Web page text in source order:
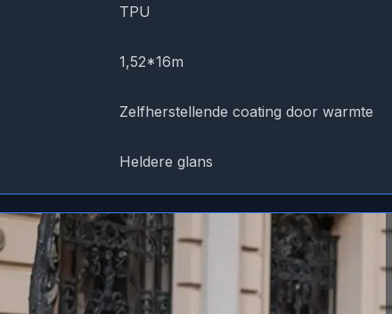
TPU
1,52*16m
Zelfherstellende coating door warmte
Heldere glans